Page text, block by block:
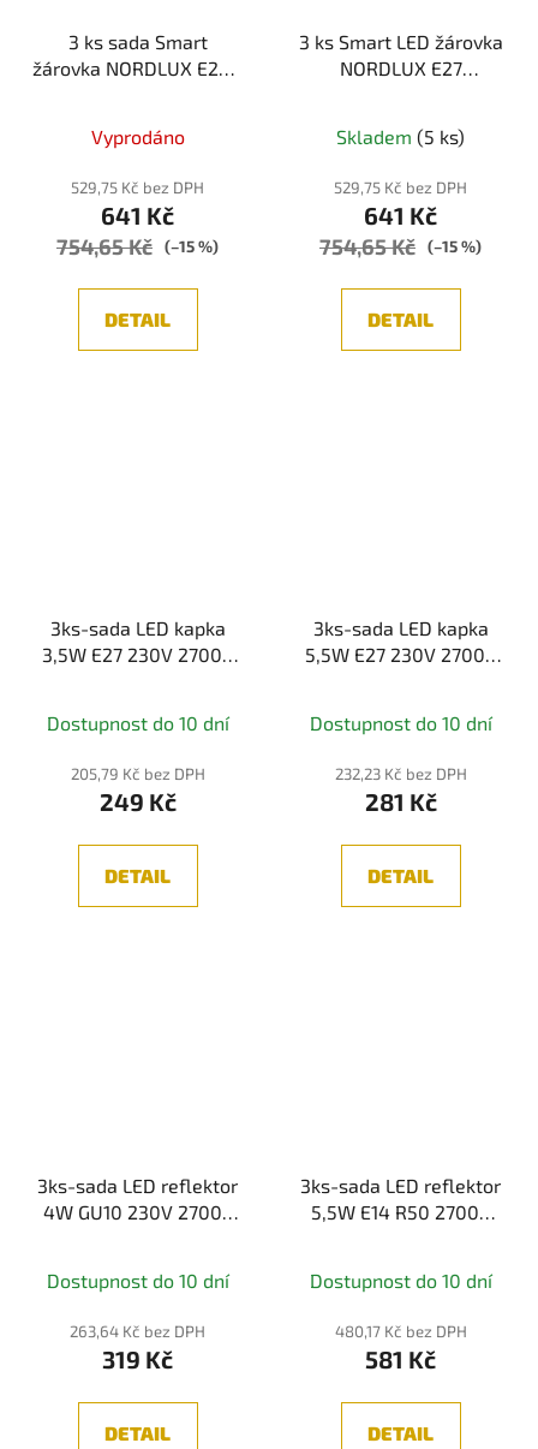
3 ks sada Smart
žárovka NORDLUX E27 s
Vyprodáno
529,75 Kč bez DPH
641 Kč
754,65 Kč (–15 %)
DETAIL
3 ks Smart LED žárovka
NORDLUX E27
Skladem (5 ks)
529,75 Kč bez DPH
641 Kč
754,65 Kč (–15 %)
DETAIL
3ks-sada LED kapka
3,5W E27 230V 2700K
Dostupnost do 10 dní
205,79 Kč bez DPH
249 Kč
DETAIL
3ks-sada LED kapka
5,5W E27 230V 2700K
Dostupnost do 10 dní
232,23 Kč bez DPH
281 Kč
DETAIL
3ks-sada LED reflektor
4W GU10 230V 2700K
Dostupnost do 10 dní
263,64 Kč bez DPH
319 Kč
DETAIL
3ks-sada LED reflektor
5,5W E14 R50 2700K
Dostupnost do 10 dní
480,17 Kč bez DPH
581 Kč
DETAIL